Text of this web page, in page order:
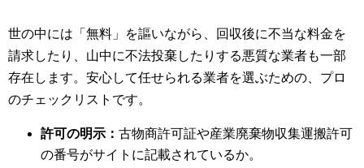
世の中には「無料」を謳いながら、回収後に不当な料金を
請求したり、山中に不法投棄したりする悪質な業者も一部
存在します。安心して任せられる業者を選ぶための、プロ
のチェックリストです。
許可の明示： 古物商許可証や産業廃棄物収集運搬許可
の番号がサイトに記載されているか。